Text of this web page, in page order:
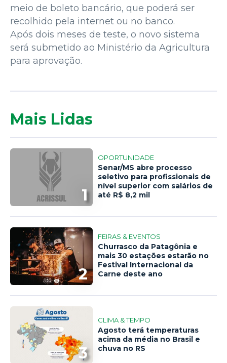
meio de boleto bancário, que poderá ser
recolhido pela internet ou no banco.
Após dois meses de teste, o novo sistema
será submetido ao Ministério da Agricultura
para aprovação.
Mais Lidas
1
OPORTUNIDADE
Senar/MS abre processo
seletivo para profissionais de
nível superior com salários de
até R$ 8,2 mil
2
FEIRAS & EVENTOS
Churrasco da Patagônia e
mais 30 estações estarão no
Festival Internacional da
Carne deste ano
3
CLIMA & TEMPO
Agosto terá temperaturas
acima da média no Brasil e
chuva no RS